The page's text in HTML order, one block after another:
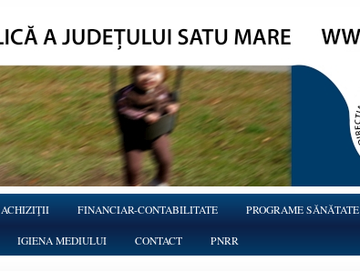
ACHIZIŢII FINANCIAR-CONTABILITATE PROGRAME SĂNĂTATE
IGIENA MEDIULUI CONTACT PNRR